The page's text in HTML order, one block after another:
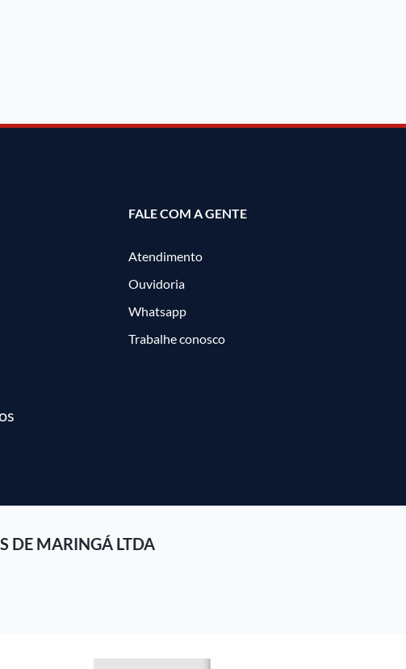
FALE COM A GENTE
Atendimento
Ouvidoria
Whatsapp
Trabalhe conosco
DE MARINGÁ LTDA